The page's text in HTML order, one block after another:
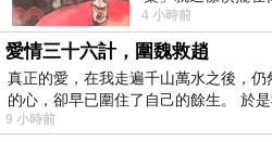
商品訊息描述:
停止衰老、痛覺消
4 小時前
愛情三十六計，圍魏救趙
真正的愛，在我走遍千山萬水之後，
的心，卻早已圍住了自己的餘生。 於
9 小時前